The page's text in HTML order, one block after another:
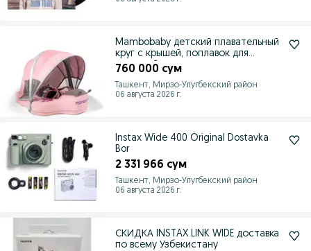
Mambobaby детский плавательный
круг с крышей, поплавок для
малышей
760 000 сум
Ташкент, Мирзо-Улугбекский район
06 августа 2026 г.
Instax Wide 400 Original Dostavka
Bor
2 331 966 сум
Ташкент, Мирзо-Улугбекский район
06 августа 2026 г.
СКИДКА INSTAX LINK WIDE доставка
по всему Узбекистану